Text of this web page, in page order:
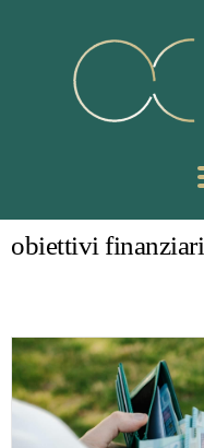
obiettivi finanziari